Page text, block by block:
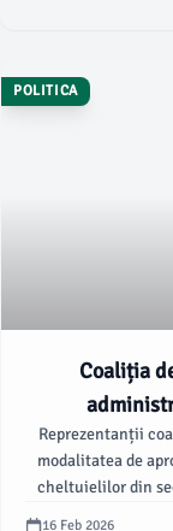
POLITICA
Coaliția
Reprezentanții
modalitatea de
cheltuielilor din
16 Feb 2026